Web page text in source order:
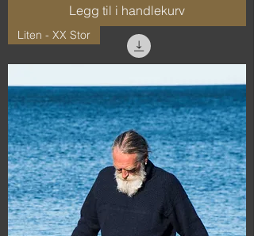
Legg til i handlekurv
Liten - XX Stor